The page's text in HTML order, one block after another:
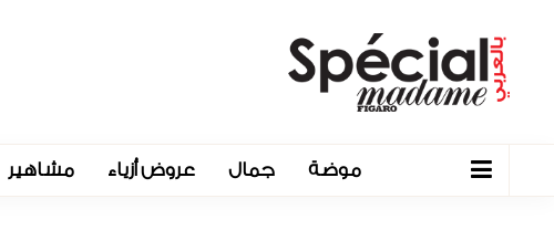
موضة جمال عروض أزياء مشاهير